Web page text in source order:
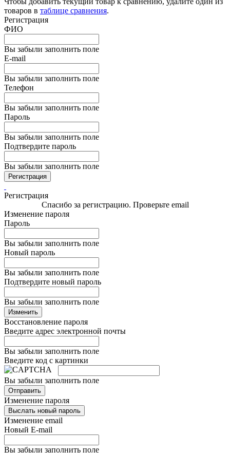
товаров в таблице сравнения.
Регистрация
ФИО
Вы забыли заполнить поле
E-mail
Вы забыли заполнить поле
Телефон
Вы забыли заполнить поле
Пароль
Вы забыли заполнить поле
Подтвердите пароль
Вы забыли заполнить поле
Регистрация
Регистрация
Спасибо за регистрацию. Проверьте email
Изменение пароля
Пароль
Вы забыли заполнить поле
Новый пароль
Вы забыли заполнить поле
Подтвердите новый пароль
Вы забыли заполнить поле
Изменить
Восстановление пароля
Введите адрес электронной почты
Вы забыли заполнить поле
Введите код с картинки
Вы забыли заполнить поле
Отправить
Изменение пароля
Выслать новый пароль
Изменение email
Новый E-mail
Вы забыли заполнить поле